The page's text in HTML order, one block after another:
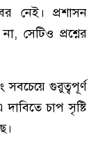
নেই। প্রশাসন
সেটিও প্রশ্নের
সবচেয়ে গুরুত্বপূর্ণ
চাপ সৃষ্টি